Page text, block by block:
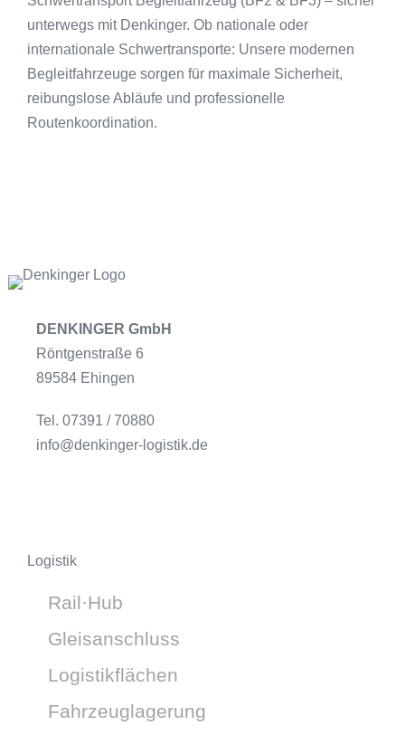
unterwegs mit Denkinger. Ob nationale oder
internationale Schwertransporte: Unsere modernen
Begleitfahrzeuge sorgen für maximale Sicherheit,
reibungslose Abläufe und professionelle
Routenkoordination.
DENKINGER GmbH
Röntgenstraße 6
89584 Ehingen
Tel. 07391 / 70880
info@denkinger-logistik.de
Logistik
Rail·Hub
Gleisanschluss
Logistikflächen
Fahrzeuglagerung